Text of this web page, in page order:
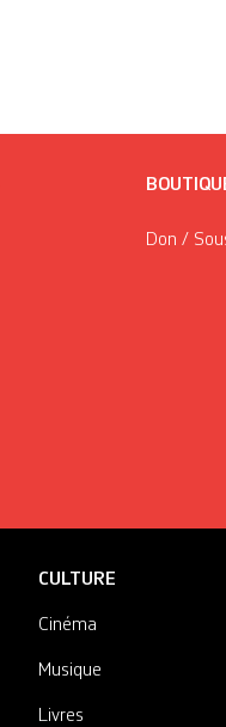
Don /
CULTURE
Cinéma
Musique
Livres